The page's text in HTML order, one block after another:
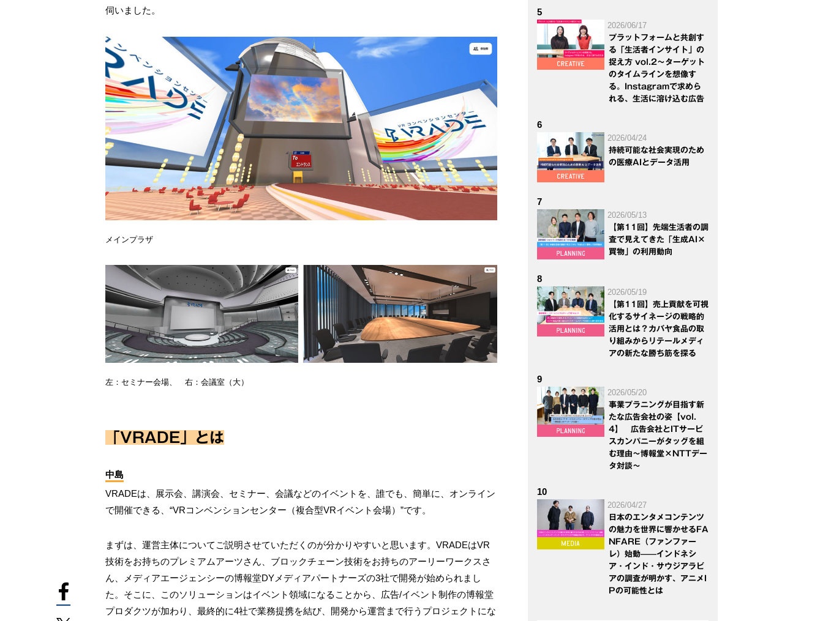
伺いました。
メインプラザ
左：セミナー会場、 右：会議室（大）
「VRADE」とは
中島
VRADEは、展示会、講演会、セミナー、会議などのイベントを、誰でも、簡単に、オンライン
で開催できる、“VRコンベンションセンター（複合型VRイベント会場）”です。
まずは、運営主体についてご説明させていただくのが分かりやすいと思います。VRADEはVR
技術をお持ちのプレミアムアーツさん、ブロックチェーン技術をお持ちのアーリーワークスさ
ん、メディアエージェンシーの博報堂DYメディアパートナーズの3社で開発が始められまし
た。そこに、このソリューションはイベント領域になることから、広告/イベント制作の博報堂
プロダクツが加わり、最終的に4社で業務提携を結び、開発から運営まで行うプロジェクトにな
5
2026/06/17
プラットフォームと共創す
る「生活者インサイト」の
捉え方 vol.2～ターゲット
のタイムラインを想像す
る。Instagramで求めら
れる、生活に溶け込む広告
6
2026/04/24
持続可能な社会実現のため
の医療AIとデータ活用
7
2026/05/13
【第11回】先端生活者の調
査で見えてきた「生成AI×
買物」の利用動向
8
2026/05/19
【第11回】売上貢献を可視
化するサイネージの戦略的
活用とは？カバヤ食品の取
り組みからリテールメディ
アの新たな勝ち筋を探る
9
2026/05/20
事業プラニングが目指す新
たな広告会社の姿【vol.
4】 広告会社とITサービ
スカンパニーがタッグを組
む理由～博報堂×NTTデー
タ対談～
10
2026/04/27
日本のエンタメコンテンツ
の魅力を世界に響かせるFA
NFARE（ファンファー
レ）始動——インドネシ
ア・インド・サウジアラビ
アの調査が明かす、アニメI
Pの可能性とは